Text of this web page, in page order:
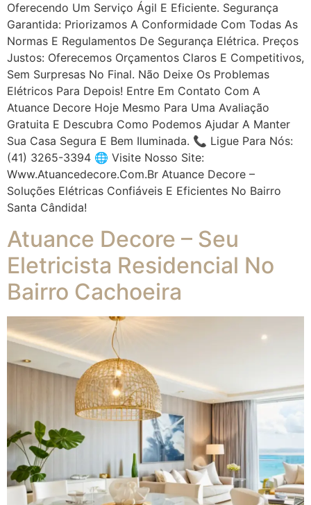
Oferecendo Um Serviço Ágil E Eficiente. Segurança
Garantida: Priorizamos A Conformidade Com Todas As
Normas E Regulamentos De Segurança Elétrica. Preços
Justos: Oferecemos Orçamentos Claros E Competitivos,
Sem Surpresas No Final. Não Deixe Os Problemas
Elétricos Para Depois! Entre Em Contato Com A
Atuance Decore Hoje Mesmo Para Uma Avaliação
Gratuita E Descubra Como Podemos Ajudar A Manter
Sua Casa Segura E Bem Iluminada. 📞 Ligue Para Nós:
(41) 3265-3394 🌐 Visite Nosso Site:
Www.atuancedecore.com.br Atuance Decore –
Soluções Elétricas Confiáveis E Eficientes No Bairro
Santa Cândida!
Atuance Decore – Seu
Eletricista Residencial No
Bairro Cachoeira